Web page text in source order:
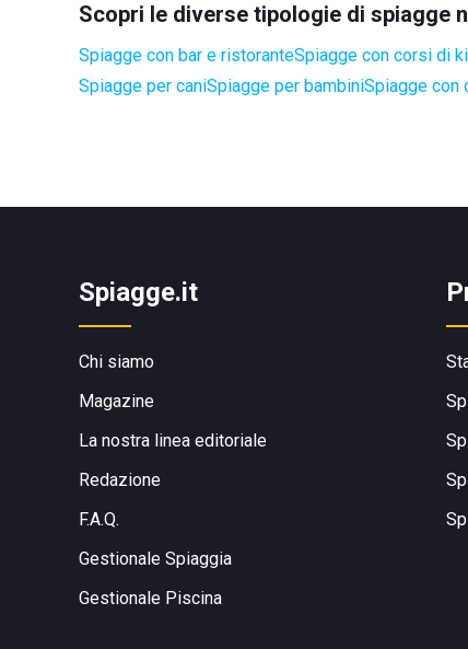
Scopri le diverse tipologie di spiagge
Spiagge con bar e ristoranteSpiagge con corsi di
Spiagge per caniSpiagge per bambiniSpiagge con
Spiagge.it
Chi siamo
Magazine
La nostra linea editoriale
Redazione
F.A.Q.
Gestionale Spiaggia
Gestionale Piscina